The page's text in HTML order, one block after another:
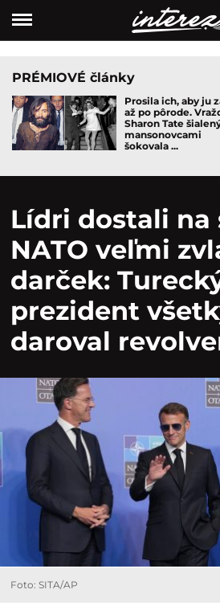
PRÉMIOVÉ články
Prosila ich, aby ju
až po pôrode.
Sharon Tate
mansonovcami
šokovala ...
Lídri dostali
NATO veľmi
darček:
prezident
daroval
Foto: SITA/AP